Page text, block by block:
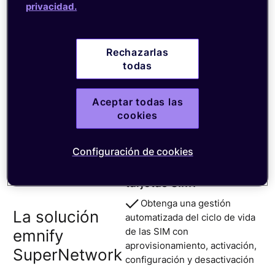
distintas redes?
SuperNetwork
Recopile, agregue y analice
datos en varias redes. Nuestro
enfoque de panel único le
ofrece una supervisión clara e
información valiosa.
¿Necesita una forma
tarjetas SIM?
La solución
emnify
SuperNetwork
Obtenga una gestión
automatizada del ciclo de vida
de las SIM con
aprovisionamiento, activación,
configuración y desactivación
privacidad.
Rechazarlas
todas
Aceptar todas las
cookies
Configuración de cookies